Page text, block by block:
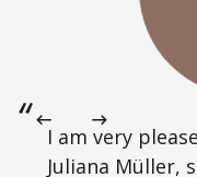
I am very
Juliana Müller,